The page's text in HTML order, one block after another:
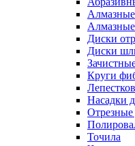
Диски
Диски
Круги
Насадки
Отрезные
Точила